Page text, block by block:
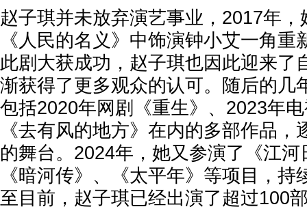
赵子琪并未放弃演艺事业，2017年
《人民的名义》中饰演钟小艾一角
此剧大获成功，赵子琪也因此迎来了
渐获得了更多观众的认可。随后的几
包括2020年网剧《重生》、2023年
《去有风的地方》在内的多部作品
的舞台。2024年，她又参演了《江
《暗河传》、《太平年》等项目，
至目前，赵子琪已经出演了超过100